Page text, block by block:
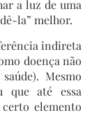
a luz de uma
la” melhor.
indireta
doença não
Mesmo
que até essa
elemento